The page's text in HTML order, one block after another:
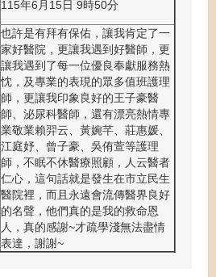
115年6月15日 9時50分
也許是有拜有保佑，讓我肯定了一
家好醫院，更讓我遇到好醫師，更
讓我遇到了每一位優良奉獻服務熱
忱，及專業的表現的眾多值班護理
師，更讓我印象良好的王子豪醫
師、泌尿科醫師，還有漂亮熱情專
業敬業賴羿云、黃婉芊、莊惠媛、
江庭妤、曾子豪、吳侑萱等護理
師，不眠不休醫療照顧，人云醫者
仁心，這句話就是發生在市立民生
醫院裡，而且永遠會流傳醫界良好
的名聲，他們真的是我的救命恩
人，真的感謝~才疏學淺無法盡情
表達，謝謝~